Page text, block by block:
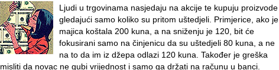
Ljudi u trgovinama nasjedaju na akcije te kupuju proizvode
gledajući samo koliko su pritom uštedjeli. Primjerice, ako je
majica koštala 200 kuna, a na sniženju je 120, bit će
fokusirani samo na činjenicu da su uštedjeli 80 kuna, a ne
na to da im iz džepa odlazi 120 kuna. Također je greška
misliti da novac ne gubi vrijednost i samo ga držati na računu u banci.